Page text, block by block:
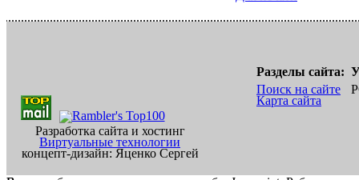
Разработка сайта и хостинг
Виртуальные технологии
концепт-дизайн: Яценко Сергей
Разделы сайта:
Поиск на сайте
Карта сайта